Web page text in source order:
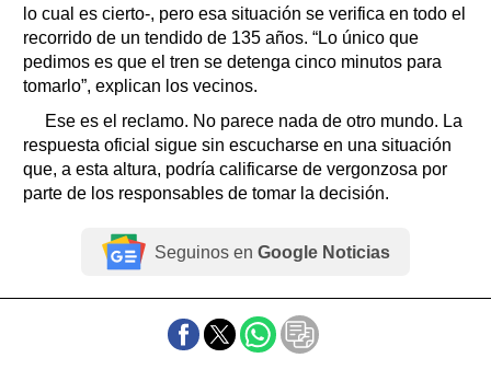
lo cual es cierto-, pero esa situación se verifica en todo el
recorrido de un tendido de 135 años. “Lo único que
pedimos es que el tren se detenga cinco minutos para
tomarlo”, explican los vecinos.
Ese es el reclamo. No parece nada de otro mundo. La
respuesta oficial sigue sin escucharse en una situación
que, a esta altura, podría calificarse de vergonzosa por
parte de los responsables de tomar la decisión.
Seguinos en Google Noticias